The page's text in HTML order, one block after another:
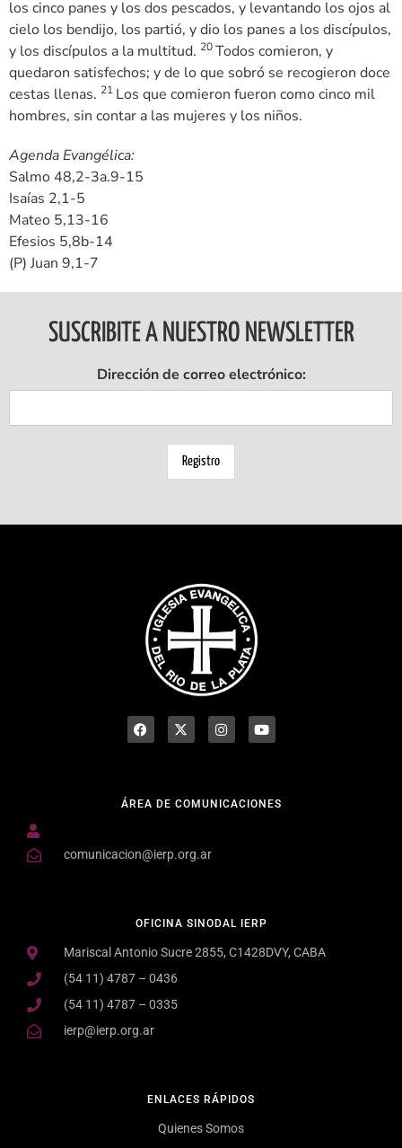
los cinco panes y los dos pescados, y levantando los ojos al
cielo los bendijo, los partió, y dio los panes a los discípulos,
y los discípulos a la multitud. 20Todos comieron, y
quedaron satisfechos; y de lo que sobró se recogieron doce
cestas llenas. 21 Los que comieron fueron como cinco mil
hombres, sin contar a las mujeres y los niños.
Agenda Evangélica:
Salmo 48,2-3a.9-15
Isaías 2,1-5
Mateo 5,13-16
Efesios 5,8b-14
(P) Juan 9,1-7
SUSCRIBITE A NUESTRO NEWSLETTER
Dirección de correo electrónico:
ENLACES RÁPIDOS
Quienes Somos
OFICINA SINODAL IERP
Mariscal Antonio Sucre 2855, C1428DVY, CABA
(54 11) 4787 – 0436
(54 11) 4787 – 0335
ierp@ierp.org.ar
ÁREA DE COMUNICACIONES
comunicacion@ierp.org.ar